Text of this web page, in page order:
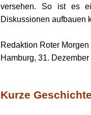
versehen. So ist es
Diskussionen aufbauen
Redaktion Roter Morgen
Hamburg, 31. Dezember
Kurze